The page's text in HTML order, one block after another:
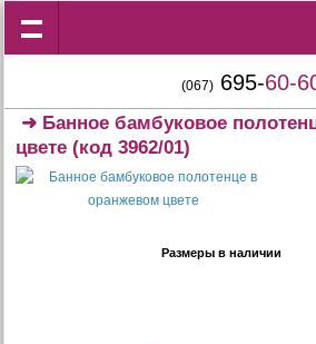
(067) 695-60-
➜ Банное бамбуковое
цвете (код 3962/01)
Размеры в наличии